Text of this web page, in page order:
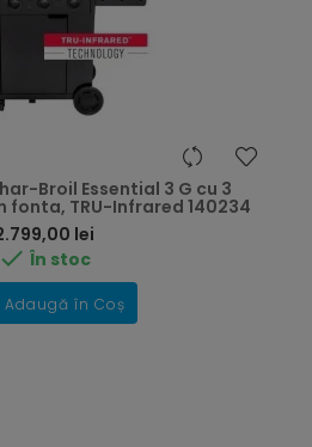
Broil Essential 3 G cu 3
fonta, TRU-Infrared 140234
lei
 În stoc
Adaugă în Coș